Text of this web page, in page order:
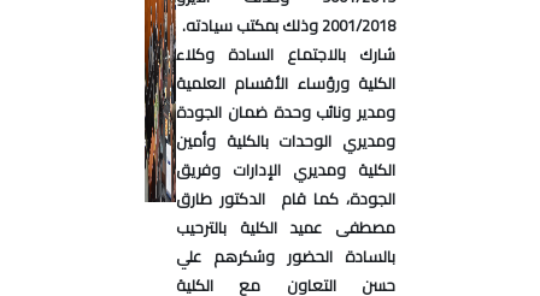
2001/2018 وذلك بمكتب سيادته.
شارك بالاجتماع السادة وكلاء
الكلية ورؤساء الأقسام العلمية
ومدير ونائب وحدة ضمان الجودة
ومديري الوحدات بالكلية وأمين
الكلية ومديري الإدارات وفريق
الجودة، كما قام الدكتور طارق
مصطفى عميد الكلية بالترحيب
بالسادة الحضور وشكرهم علي
حسن التعاون مع الكلية